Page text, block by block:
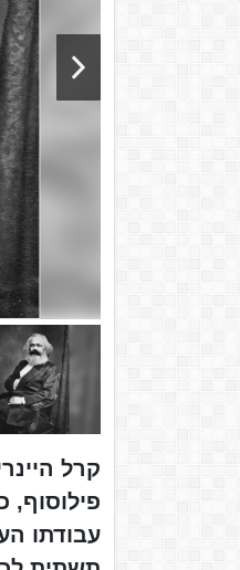
פילוסוף,
עבודתו